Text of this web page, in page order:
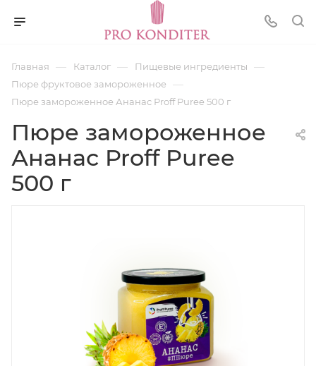
Главная — Каталог — Пищевые ингредиенты —
Пюре фруктовое замороженное —
Пюре замороженное Ананас Proff Puree 500 г
Пюре замороженное
Ананас Proff Puree
500 г